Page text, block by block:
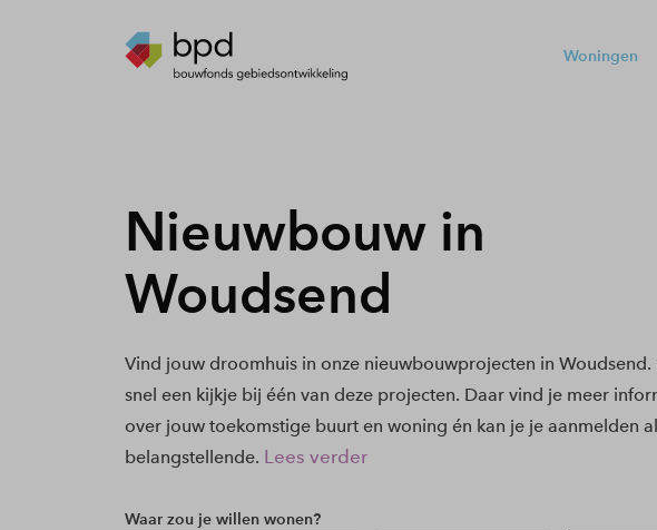
Woningen
Nieuwbouw in
Woudsend
Vind jouw droomhuis in onze nieuwbouwprojecten in Woudsend.
snel een kijkje bij één van deze projecten. Daar vind je meer
over jouw toekomstige buurt en woning én kan je je aanmelden
belangstellende. Lees verder
Waar zou je willen wonen?